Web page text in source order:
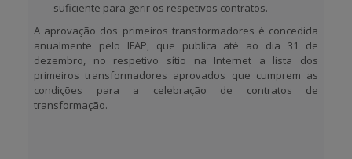
suficiente para gerir os respetivos contratos.
A aprovação dos primeiros transformadores é concedida
anualmente pelo IFAP, que publica até ao dia 31 de
dezembro, no respetivo sítio na Internet a lista dos
primeiros transformadores aprovados que cumprem as
condições para a celebração de contratos de
transformação.